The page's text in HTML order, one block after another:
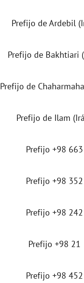
Prefijo de Ardebil
Prefijo de Bakhtiari
Prefijo de
Prefijo de Ilam
Prefijo +98 663
Prefijo +98 352
Prefijo +98 242
Prefijo +98 21
Prefijo +98 452